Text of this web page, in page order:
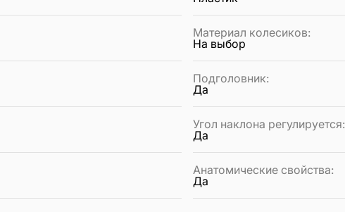
Материал колесиков:
На выбор
Подголовник:
Да
Угол наклона регулируется
Да
Анатомические свойства:
Да